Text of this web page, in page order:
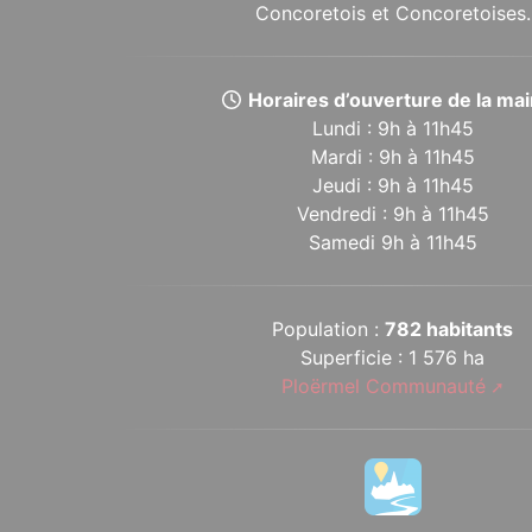
Concoretois et Concoretoises.
Horaires d’ouverture de la
Lundi : 9h à 11h45
Mardi : 9h à 11h45
Jeudi : 9h à 11h45
Vendredi : 9h à 11h45
Samedi 9h à 11h45
Population :782 habitants
Superficie : 1 576 ha
Ploërmel Communauté